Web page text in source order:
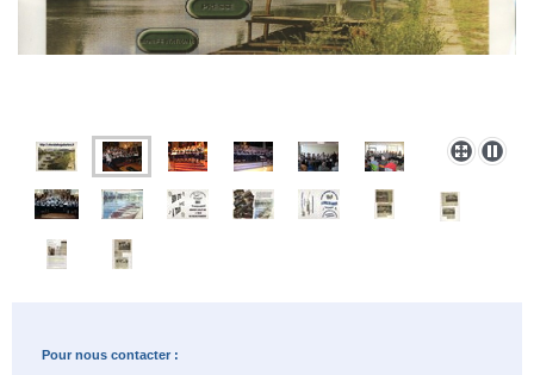
Pour nous contacter :